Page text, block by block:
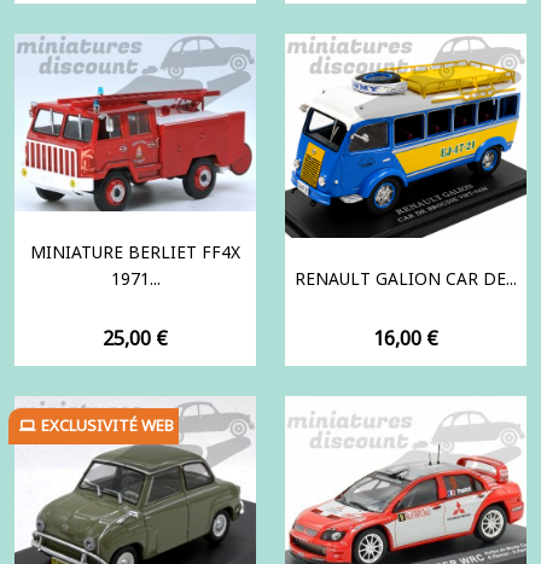
MINIATURE BERLIET FF4X
1971...
Prix
25,00 €
RENAULT GALION CAR DE...
Prix
16,00 €
EXCLUSIVITÉ WEB